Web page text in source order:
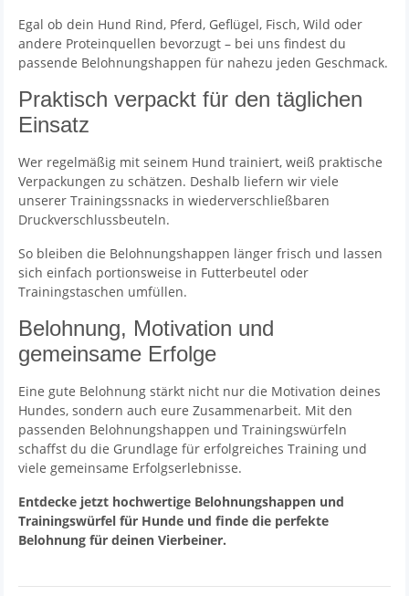
Egal ob dein Hund Rind, Pferd, Geflügel, Fisch, Wild oder
andere Proteinquellen bevorzugt – bei uns findest du
passende Belohnungshappen für nahezu jeden Geschmack.
Praktisch verpackt für den täglichen
Einsatz
Wer regelmäßig mit seinem Hund trainiert, weiß praktische
Verpackungen zu schätzen. Deshalb liefern wir viele
unserer Trainingssnacks in wiederverschließbaren
Druckverschlussbeuteln.
So bleiben die Belohnungshappen länger frisch und lassen
sich einfach portionsweise in Futterbeutel oder
Trainingstaschen umfüllen.
Belohnung, Motivation und
gemeinsame Erfolge
Eine gute Belohnung stärkt nicht nur die Motivation deines
Hundes, sondern auch eure Zusammenarbeit. Mit den
passenden Belohnungshappen und Trainingswürfeln
schaffst du die Grundlage für erfolgreiches Training und
viele gemeinsame Erfolgserlebnisse.
Entdecke jetzt hochwertige Belohnungshappen und
Trainingswürfel für Hunde und finde die perfekte
Belohnung für deinen Vierbeiner.